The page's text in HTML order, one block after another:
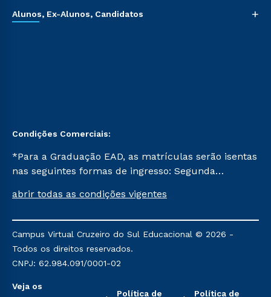
Alunos, Ex-Alunos, Candidatos +
Condições Comerciais:
*Para a Graduação EAD, as matrículas serão isentas
nas seguintes formas de ingresso: Segunda
Já para as demais, a taxa de matrícula será de R$
mencionadas são referentes aos cursos: Ensino
Religioso, Geografia para a Docência e Metodologia
do Ensino de História: Questões Atuais.
abrir todas as condições vigentes
Campus Virtual Cruzeiro do Sul Educacional © 2026 -
Todos os direitos reservados.
CNPJ: 62.984.091/0001-02
Veja os
Política de Política de